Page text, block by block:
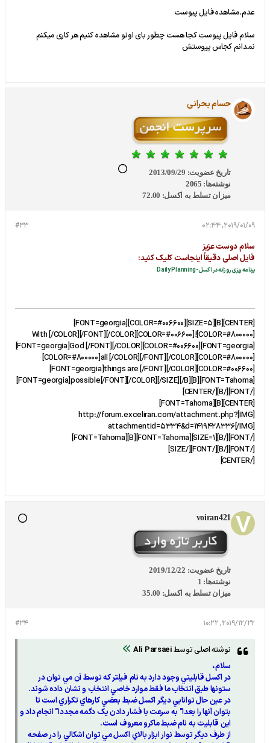
عدم.مشاهده فایل پیوست
سلام فایل پیوست کجا هست چطور بای اونو مشاهده کنیم هر کاری میکنم
نمدانم کجاس پیوستش
حسام بحرانی
تاریخ عضویت: 2013/09/29
نوشته‌ها: 2065
میزان تسلط به اکسل: 72.00
#33 2019/01/09, 02:44
سلام دوست عزیز
فایل اصلی دقیقاً اینجاست کلیک کنید:
برنامه ریزی روزانه در اکسل-Daily Planning
[CENTER][B][SIZE=5][COLOR=#006600][FONT=georgia]
[COLOR=#800000]!With [/COLOR][/FONT][/COLOR][COLOR=#006600]
[FONT=georgia]God [/FONT][/COLOR][COLOR=#006600][FONT=georgia]
[COLOR=#800000]all [/COLOR][/FONT][/COLOR][COLOR=#800000]
[FONT=georgia]things are [/FONT][/COLOR][COLOR=#006600]
[FONT=georgia]possible[/FONT][/COLOR][/SIZE][/B][B][FONT=Tahoma]
[/FONT][/B][/CENTER]
[CENTER][B][FONT=Tahoma]
[IMG]http://forum.exceliran.com/attachment.php?
attachmentid=5334&d=1419428336[/IMG]
[/FONT][/B][SIZE=1][FONT=Tahoma][B][FONT=Tahoma]
[/FONT][/B][/FONT][/SIZE]
[/CENTER]
voiran421
تاریخ عضویت: 2019/12/22
نوشته‌ها: 1
میزان تسلط به اکسل: 35.00
#34 2019/12/22, 10:22
نوشته اصلی توسطAli Parsaei
سلام،
در اکسل قابليتي وجود دارد به نام فيلتر که توسط آن مي توان در
ستونها طبق انتخاب ما فقط موارد خاصي انتخاب و نشان داده شوند.
در عين حال توانايي ديگر اکسل ضبط بعضي کارهاي تکراري است تا
بتوان آنها را بعدا" به سرعت با فشار دادن يک دگمه مجددا" انجام داد و
اين قابليت به نام ضبط ماکرو معروف است.
از طرف ديگر توسط نوار ابزار بالاي اکسل مي توان اشکالي را در صفحه